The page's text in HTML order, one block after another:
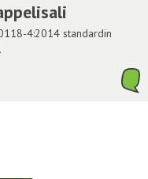
4:2014 standardin